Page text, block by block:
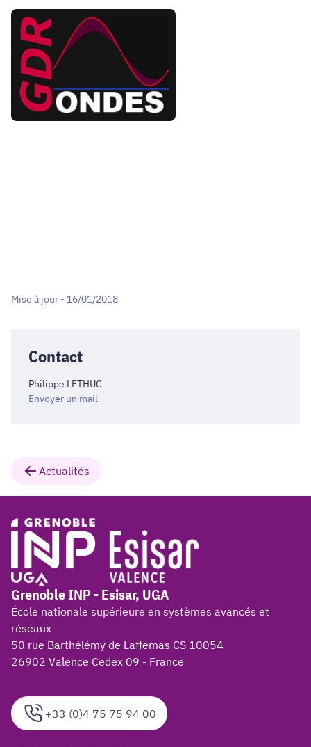
Mise à jour - 16/01/2018
Contact
Philippe LETHUC
Envoyer un mail
Actualités
+33 (0)4 75 75 94 00
Grenoble INP - Esisar, UGA
École nationale supérieure en systèmes avancés et
réseaux
50 rue Barthélémy de Laffemas CS 10054
26902 Valence Cedex 09 - France